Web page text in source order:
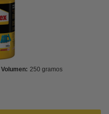
Volumen: 250 gramos